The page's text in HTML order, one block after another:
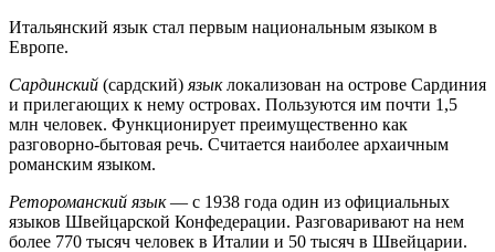
Итальянский язык стал первым национальным языком в
Европе.
Сардинский (сардский) языклокализован на острове Сардиния
и прилегающих к нему островах. Пользуются им почти 1,5
млн человек. Функционирует преимущественно как
разговорно-бытовая речь. Считается наиболее архаичным
романским языком.
Ретороманский язык— с 1938 года один из официальных
языков Швейцарской Конфедерации. Разговаривают на нем
более 770 тысяч человек в Италии и 50 тысяч в Швейцарии.